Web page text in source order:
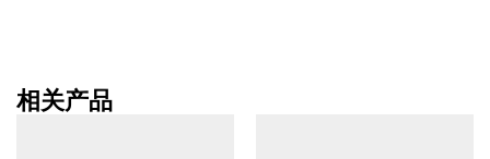
相关产品